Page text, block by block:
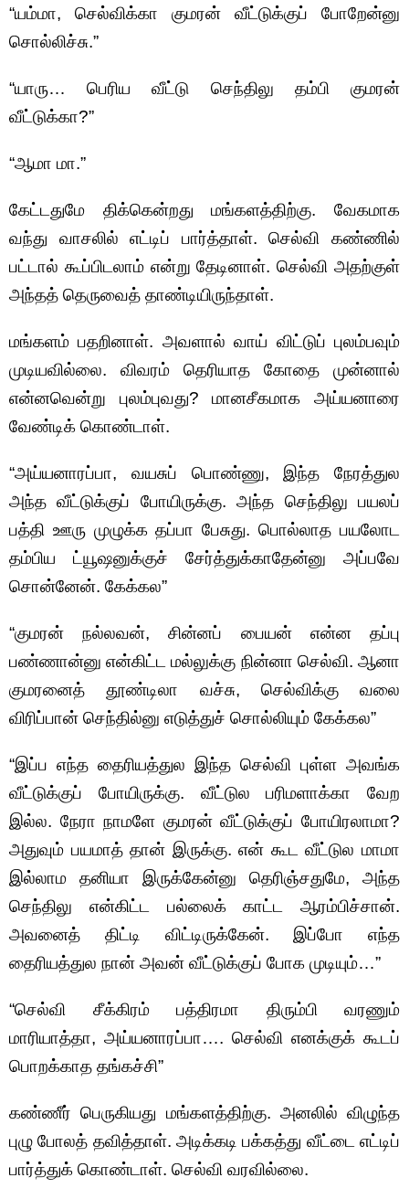
“யம்மா, செல்விக்கா குமரன் வீட்டுக்குப் போறேன்னு
சொல்லிச்சு.”
“யாரு… பெரிய வீட்டு செந்திலு தம்பி குமரன்
வீட்டுக்கா?”
“ஆமா மா.”
கேட்டதுமே திக்கென்றது மங்களத்திற்கு. வேகமாக
வந்து வாசலில் எட்டிப் பார்த்தாள். செல்வி கண்ணில்
பட்டால் கூப்பிடலாம் என்று தேடினாள். செல்வி அதற்குள்
அந்தத் தெருவைத் தாண்டியிருந்தாள்.
மங்களம் பதறினாள். அவளால் வாய் விட்டுப் புலம்பவும்
முடியவில்லை. விவரம் தெரியாத கோதை முன்னால்
என்னவென்று புலம்புவது? மானசீகமாக அய்யனாரை
வேண்டிக் கொண்டாள்.
“அய்யனாரப்பா, வயசுப் பொண்ணு, இந்த நேரத்துல
அந்த வீட்டுக்குப் போயிருக்கு. அந்த செந்திலு பயலப்
பத்தி ஊரு முழுக்க தப்பா பேசுது. பொல்லாத பயலோட
தம்பிய ட்யூஷனுக்குச் சேர்த்துக்காதேன்னு அப்பவே
சொன்னேன். கேக்கல”
“குமரன் நல்லவன், சின்னப் பையன் என்ன தப்பு
பண்ணான்னு என்கிட்ட மல்லுக்கு நின்னா செல்வி. ஆனா
குமரனைத் தூண்டிலா வச்சு, செல்விக்கு வலை
விரிப்பான் செந்தில்னு எடுத்துச் சொல்லியும் கேக்கல”
“இப்ப எந்த தைரியத்துல இந்த செல்வி புள்ள அவங்க
வீட்டுக்குப் போயிருக்கு. வீட்டுல பரிமளாக்கா வேற
இல்ல. நேரா நாமளே குமரன் வீட்டுக்குப் போயிரலாமா?
அதுவும் பயமாத் தான் இருக்கு. என் கூட வீட்டுல மாமா
இல்லாம தனியா இருக்கேன்னு தெரிஞ்சதுமே, அந்த
செந்திலு என்கிட்ட பல்லைக் காட்ட ஆரம்பிச்சான்.
அவனைத் திட்டி விட்டிருக்கேன். இப்போ எந்த
தைரியத்துல நான் அவன் வீட்டுக்குப் போக முடியும்…”
“செல்வி சீக்கிரம் பத்திரமா திரும்பி வரணும்
மாரியாத்தா, அய்யனாரப்பா…. செல்வி எனக்குக் கூடப்
பொறக்காத தங்கச்சி”
கண்ணீர் பெருகியது மங்களத்திற்கு. அனலில் விழுந்த
புழு போலத் தவித்தாள். அடிக்கடி பக்கத்து வீட்டை எட்டிப்
பார்த்துக் கொண்டாள். செல்வி வரவில்லை.